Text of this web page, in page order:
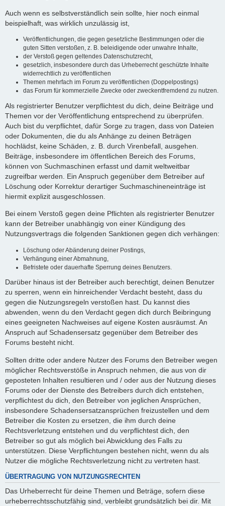
Auch wenn es selbstverständlich sein sollte, hier noch einmal
beispielhaft, was wirklich unzulässig ist,
Veröffentlichungen, die gegen gesetzliche Bestimmungen oder die
guten Sitten verstoßen, z. B. beleidigende oder unwahre Inhalte,
der Verstoß gegen geltendes Datenschutzrecht,
gesetzlich, insbesondere durch das Urheberrecht geschützte Inhalte
widerrechtlich zu veröffentlichen
Themen mehrfach im Forum zu veröffentlichen (Doppelpostings)
das Forum für kommerzielle Zwecke oder zweckentfremdend zu nutzen.
Als registrierter Benutzer verpflichtest du dich, deine Beiträge und
Themen vor der Veröffentlichung entsprechend zu überprüfen.
Auch bist du verpflichtet, dafür Sorge zu tragen, dass von Dateien
oder Dokumenten, die du als Anhänge zu deinen Beträgen
hochlädst, keine Schäden, z. B. durch Virenbefall, ausgehen.
Beiträge, insbesondere im öffentlichen Bereich des Forums,
können von Suchmaschinen erfasst und damit weltweitbar
zugreifbar werden. Ein Anspruch gegenüber dem Betreiber auf
Löschung oder Korrektur derartiger Suchmaschineneinträge ist
hiermit explizit ausgeschlossen.
Bei einem Verstoß gegen deine Pflichten als registrierter Benutzer
kann der Betreiber unabhängig von einer Kündigung des
Nutzungsvertrags die folgenden Sanktionen gegen dich verhängen:
Löschung oder Abänderung deiner Postings,
Verhängung einer Abmahnung,
Befristete oder dauerhafte Sperrung deines Benutzers.
Darüber hinaus ist der Betreiber auch berechtigt, deinen Benutzer
zu sperren, wenn ein hinreichender Verdacht besteht, dass du
gegen die Nutzungsregeln verstoßen hast. Du kannst dies
abwenden, wenn du den Verdacht gegen dich durch Beibringung
eines geeigneten Nachweises auf eigene Kosten ausräumst. An
Anspruch auf Schadensersatz gegenüber dem Betreiber des
Forums besteht nicht.
Sollten dritte oder andere Nutzer des Forums den Betreiber wegen
möglicher Rechtsverstöße in Anspruch nehmen, die aus von dir
geposteten Inhalten resultieren und / oder aus der Nutzung dieses
Forums oder der Dienste des Betreibers durch dich entstehen,
verpflichtest du dich, den Betreiber von jeglichen Ansprüchen,
insbesondere Schadensersatzansprüchen freizustellen und dem
Betreiber die Kosten zu ersetzen, die ihm durch deine
Rechtsverletzung entstehen und du verpflichtest dich, den
Betreiber so gut als möglich bei Abwicklung des Falls zu
unterstützen. Diese Verpflichtungen bestehen nicht, wenn du als
Nutzer die mögliche Rechtsverletzung nicht zu vertreten hast.
ÜBERTRAGUNG VON NUTZUNGSRECHTEN
Das Urheberrecht für deine Themen und Beträge, sofern diese
urheberrechtsschutzfähig sind, verbleibt grundsätzlich bei dir. Mit